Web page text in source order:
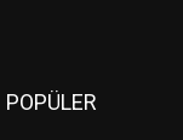
POPÜLER